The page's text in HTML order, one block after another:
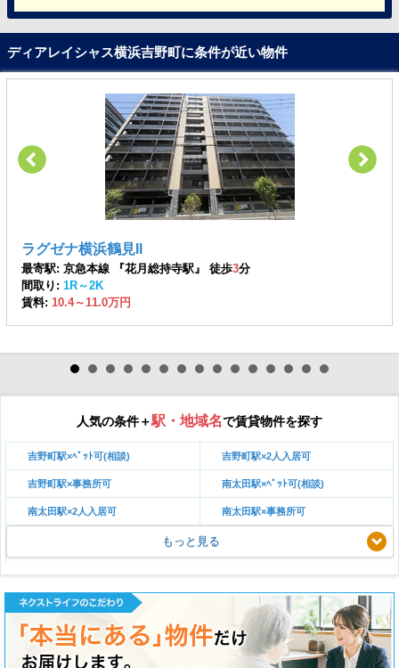
ディアレイシャス横浜吉野町に条件が近い物件
ラグゼナ横浜鶴見II
最寄駅: 京急本線 『花月総持寺駅』 徒歩3分
間取り: 1R～2K
賃料: 10.4～11.0万円
人気の条件＋駅・地域名で賃貸物件を探す
吉野町駅×ﾍﾟｯﾄ可(相談) 吉野町駅×2人入居可
吉野町駅×事務所可 南太田駅×ﾍﾟｯﾄ可(相談)
南太田駅×2人入居可 南太田駅×事務所可
もっと見る